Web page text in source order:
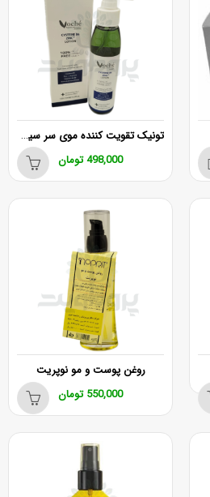
تونیک تقویت کننده موی سر سیستئین ویتامین B6 وچه
498,000تومان
روغن پوست و مو نوپریت
550,000 تومان